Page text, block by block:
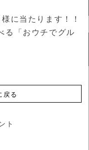
に当たります！！
る「おウチでグル
戻る
ト